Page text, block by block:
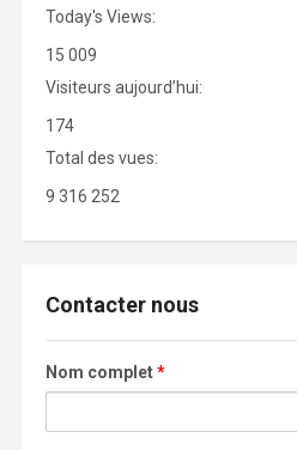
Today's Views:
15 009
Visiteurs aujourd’hui:
174
Total des vues:
9 316 252
Contacter nous
Nom complet*